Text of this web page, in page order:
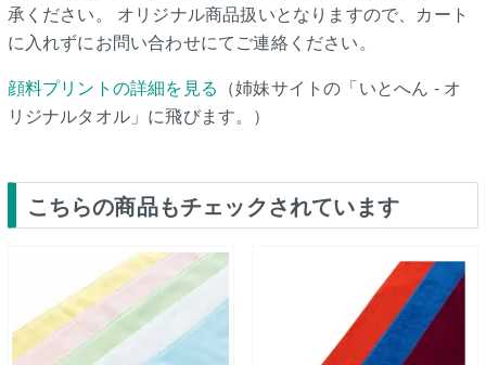
承ください。 オリジナル商品扱いとなりますので、カート
に入れずにお問い合わせにてご連絡ください。
顔料プリントの詳細を見る （姉妹サイトの「いとへん - オ
リジナルタオル」に飛びます。）
こちらの商品もチェックされています